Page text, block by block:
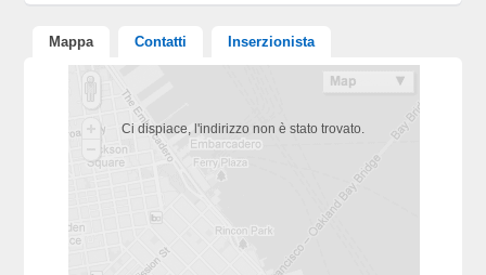
Mappa Contatti Inserzionista
Ci dispiace, l'indirizzo non è stato trovato.